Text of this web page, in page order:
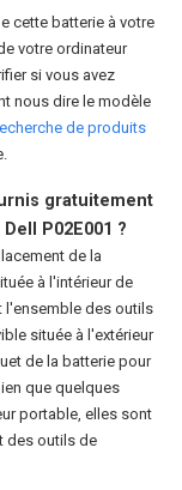
cette batterie à votre
votre ordinateur
si vous avez
nous dire le modèle
de produits
gratuitement
P02E001 ?
de la
à l'intérieur de
l'ensemble des outils
située à l'extérieur
de la batterie pour
que quelques
portable, elles sont
des outils de